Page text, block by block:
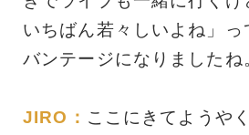
いちばん若々しいよね」
バンテージになりましたね
JIRO： ここにきてようや